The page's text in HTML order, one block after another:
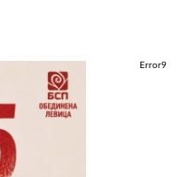
Error9